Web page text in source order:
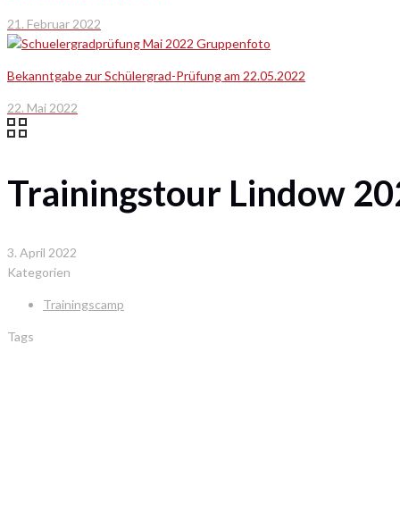
21. Februar 2022
Bekanntgabe zur Schülergrad-Prüfung am 22.05.2022
22. Mai 2022
Trainingstour Lindow
3. April 2022
Kategorien
Trainingscamp
Tags